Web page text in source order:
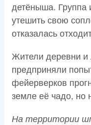
детёныша. Группа
утешить свою
отказалась
Жители деревни и
предприняли
фейерверков
земле её чадо, но
На территории